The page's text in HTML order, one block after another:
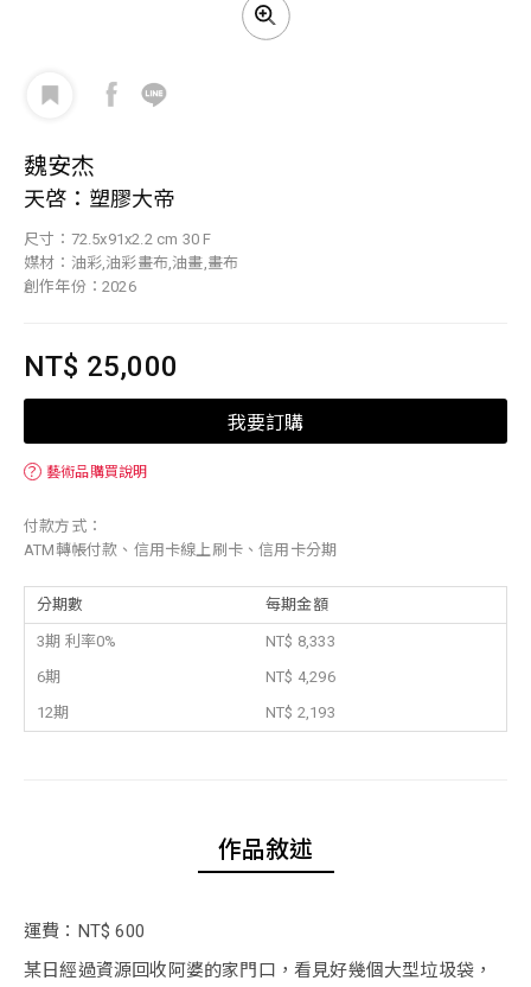
魏安杰
天啓：塑膠大帝
尺寸：72.5x91x2.2 cm 30 F
媒材：油彩,油彩畫布,油畫,畫布
創作年份：2026
NT$ 25,000
我要訂購
？ 藝術品購買說明
付款方式：
ATM轉帳付款、信用卡線上刷卡、信用卡分期
分期數 每期金額
3期 利率0%
NT$ 8,333
6期
NT$ 4,296
12期
NT$ 2,193
作品敘述
運費：NT$ 600
某日經過資源回收阿婆的家門口，看見好幾個大型垃圾袋，